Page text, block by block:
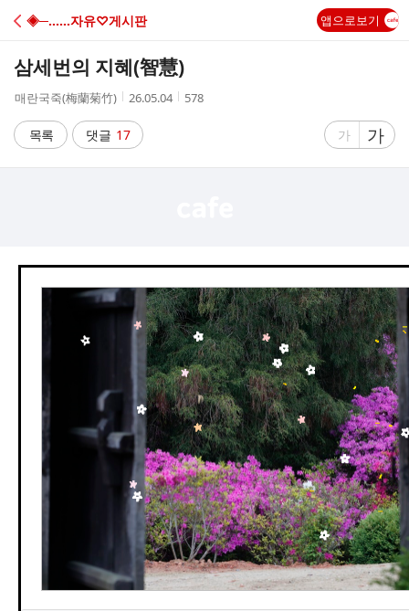
C
A
◈─……자유♡게시판 앱으로보기
삼세번의 지혜(智慧)
작
자
매란국죽(梅蘭菊竹)
작
시
간
26.05.04
조
578
목록 댓글 17
글
게
가
글
자
게
가